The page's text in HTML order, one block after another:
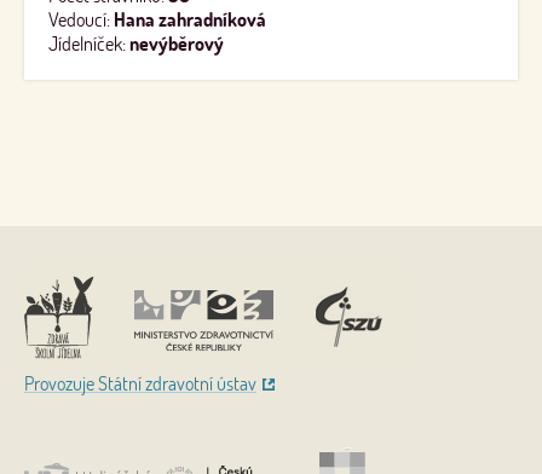
Vedoucí: Hana zahradníková
Jídelníček:nevýběrový
Provozuje Státní zdravotní ústav